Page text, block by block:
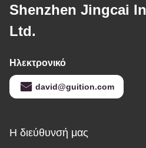
Shenzhen Jingcai
Ltd.
Ηλεκτρονικό
david@guition.com
Η διεύθυνσή μας